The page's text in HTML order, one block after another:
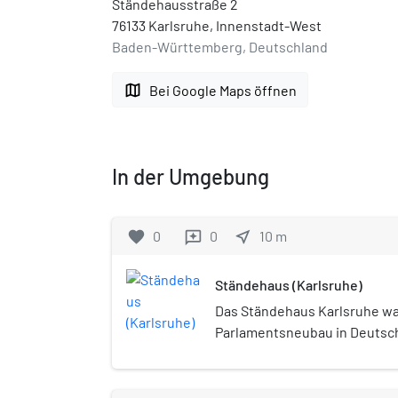
Ständehausstraße 2
76133 Karlsruhe, Innenstadt-West
Baden-Württemberg, Deutschland
map Bei Google Maps öffnen
In der Umgebung
favorite 0 reviews 0 near_me 10 m
Ständehaus (Karlsruhe)
Das Ständehaus Karlsruhe
Parlamentsneubau in
von 1919 bis 1933 den